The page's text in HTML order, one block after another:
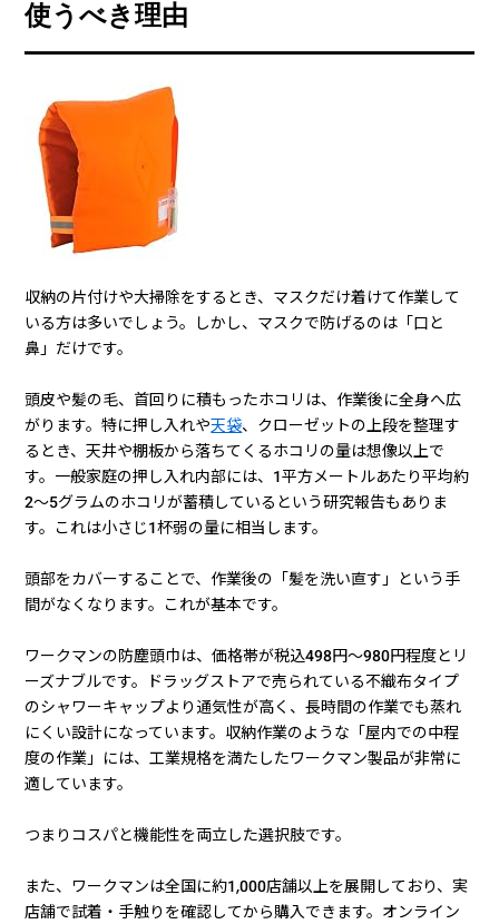
使うべき理由
収納の片付けや大掃除をするとき、マスクだけ着けて作業して
いる方は多いでしょう。しかし、マスクで防げるのは「口と
鼻」だけです。
頭皮や髪の毛、首回りに積もったホコリは、作業後に全身へ広
がります。特に押し入れや天袋、クローゼットの上段を整理す
るとき、天井や棚板から落ちてくるホコリの量は想像以上で
す。一般家庭の押し入れ内部には、1平方メートルあたり平均約
2〜5グラムのホコリが蓄積しているという研究報告もありま
す。これは小さじ1杯弱の量に相当します。
頭部をカバーすることで、作業後の「髪を洗い直す」という手
間がなくなります。これが基本です。
ワークマンの防塵頭巾は、価格帯が税込498円〜980円程度とリ
ーズナブルです。ドラッグストアで売られている不織布タイプ
のシャワーキャップより通気性が高く、長時間の作業でも蒸れ
にくい設計になっています。収納作業のような「屋内での中程
度の作業」には、工業規格を満たしたワークマン製品が非常に
適しています。
つまりコスパと機能性を両立した選択肢です。
また、ワークマンは全国に約1,000店舗以上を展開しており、実
店舗で試着・手触りを確認してから購入できます。オンライン